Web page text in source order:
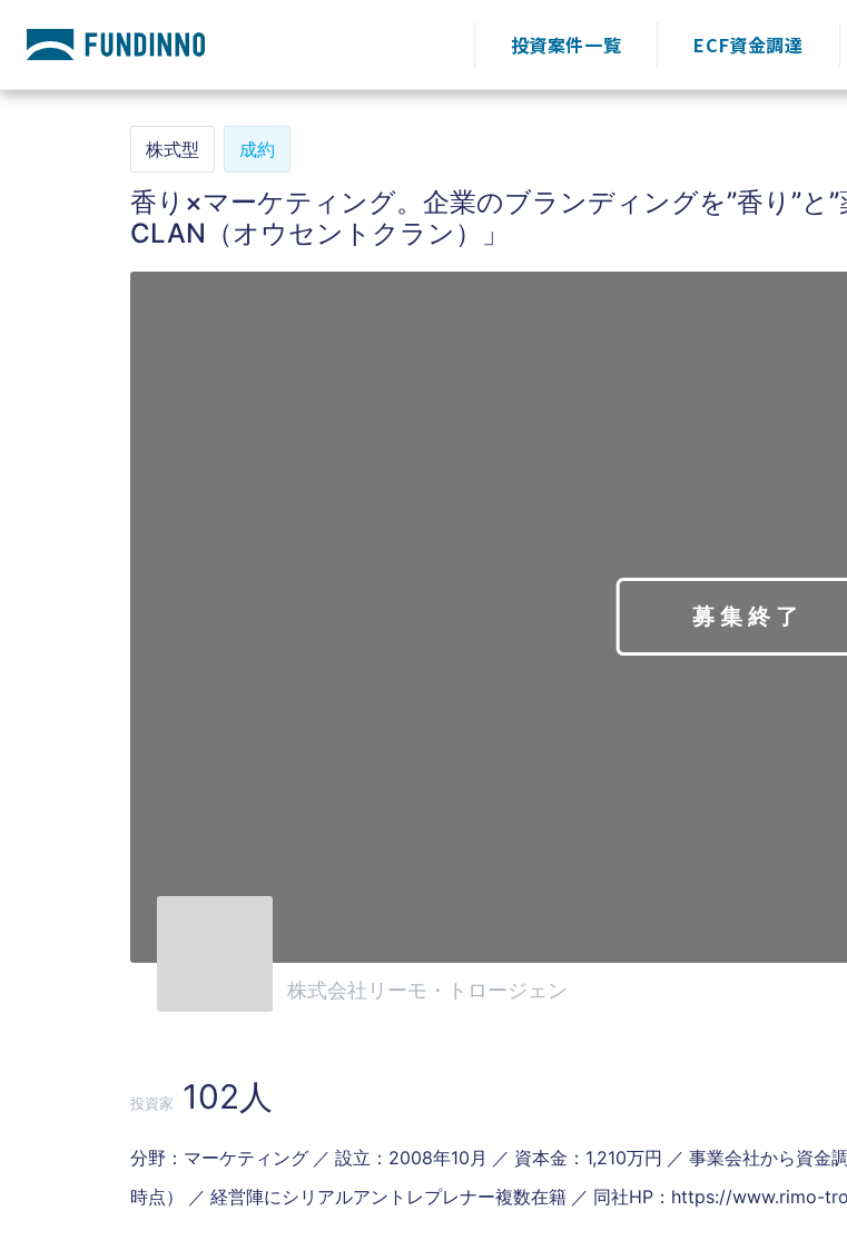
投資案件一覧 ECF資金調達
株式型 成約
香り×マーケティング。企業のブランディングを”香り”と
CLAN（オウセントクラン）」
募集終了
株式会社リーモ・トロージェン
投資家 102人
分野：マーケティング ／ 設立：2008年10月 ／ 資本金：1,210万円 ／ 事業会社から資
時点） ／ 経営陣にシリアルアントレプレナー複数在籍 ／ 同社HP：https://www.rimo-